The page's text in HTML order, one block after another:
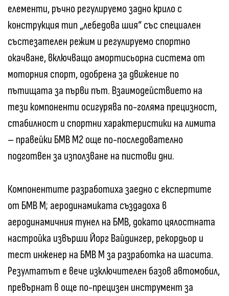
елементи, ръчно регулируемо задно крило с
конструкция тип „лебедова шия“ със специален
състезателен режим и регулируемо спортно
окачване, включващо амортисьорна система от
моторния спорт, одобрена за движение по
пътищата за първи път. Взаимодействието на
тези компоненти осигурява по-голяма прецизност,
стабилност и спортни характеристики на лимита
– правейки БМВ M2 още по-последователно
подготвен за използване на пистови дни.
Компонентите разработиха заедно с експертите
от БМВ M; аеродинамиката създадоха в
аеродинамичния тунел на БМВ, докато цялостната
настройка извърши Йорг Вайдингер, рекордьор и
тест инженер на БМВ M за разработка на шасита.
Резултатът е вече изключителен базов автомобил,
превърнат в още по-прецизен инструмент за